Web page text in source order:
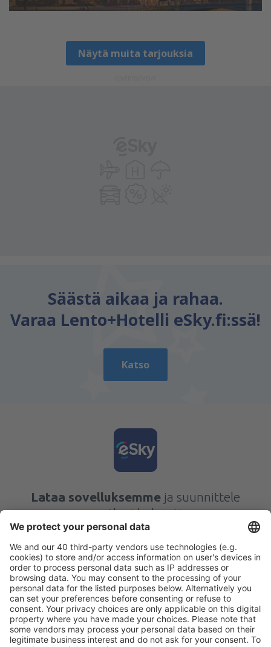
Näytä muita tarjouksia
Säästä aikaa ja rahaa.
Varaa Lento+Hotelli eSky.fi:ssä!
Katso
Lataa sovelluksemme ja suunnittele
matkasi helposti
Suunnittele matkasi
Halvat lennot
Kaupunkilomat